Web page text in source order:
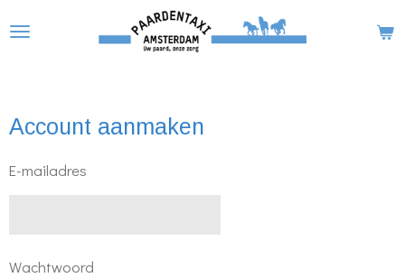
Ga
hoofdinhoud
Account aanmaken
E-mailadres
Wachtwoord